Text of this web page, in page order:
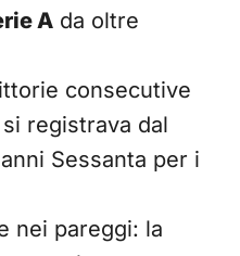
A da oltre
consecutive
registrava dal
Sessanta per i
nei pareggi: la